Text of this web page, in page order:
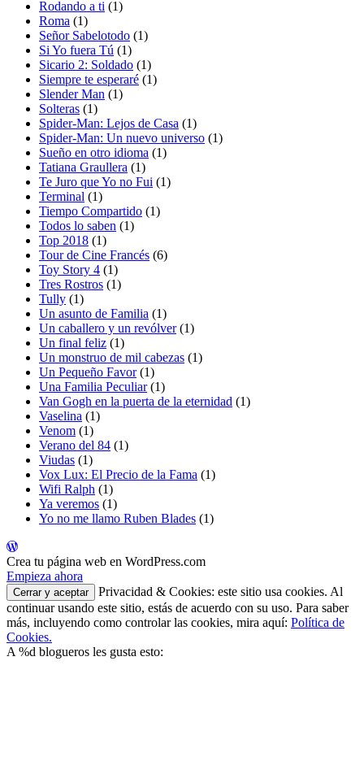
Rodando a ti (1)
Roma (1)
Señor Sabelotodo (1)
Si Yo fuera Tú (1)
Sicario 2: Soldado (1)
Siempre te esperaré (1)
Slender Man (1)
Solteras (1)
Spider-Man: Lejos de Casa (1)
Spider-Man: Un nuevo universo (1)
Sueño en otro idioma (1)
Tatiana Graullera (1)
Te Juro que Yo no Fui (1)
Terminal (1)
Tiempo Compartido (1)
Todos lo saben (1)
Top 2018 (1)
Tour de Cine Francés (6)
Toy Story 4 (1)
Tres Rostros (1)
Tully (1)
Un asunto de Familia (1)
Un caballero y un revólver(1)
Un final feliz (1)
Un monstruo de mil cabezas (1)
Un Pequeño Favor(1)
Una Familia Peculiar(1)
Van Gogh en la puerta de la eternidad (1)
Vaselina (1)
Venom (1)
Verano del 84 (1)
Viudas (1)
Vox Lux: El Precio de la Fama (1)
Wifi Ralph (1)
Ya veremos (1)
Yo no me llamo Ruben Blades (1)
Crea tu página web en WordPress.com
Empieza ahora
Privacidad & Cookies: este sitio usa cookies. Al
continuar usando este sitio, estás de acuerdo con su uso. Para saber
más, incluyendo como controlar las cookies, mira aquí: Política de
Cookies.
A %d blogueros les gusta esto: